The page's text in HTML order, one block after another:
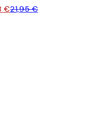
€21,95 €